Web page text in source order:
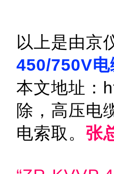
以上是由京
450/750V电
本文地址：
除，高压电
电索取。 张